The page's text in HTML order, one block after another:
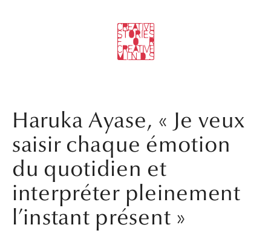
Haruka Ayase, « Je veux
saisir chaque émotion
du quotidien et
interpréter pleinement
l’instant présent »